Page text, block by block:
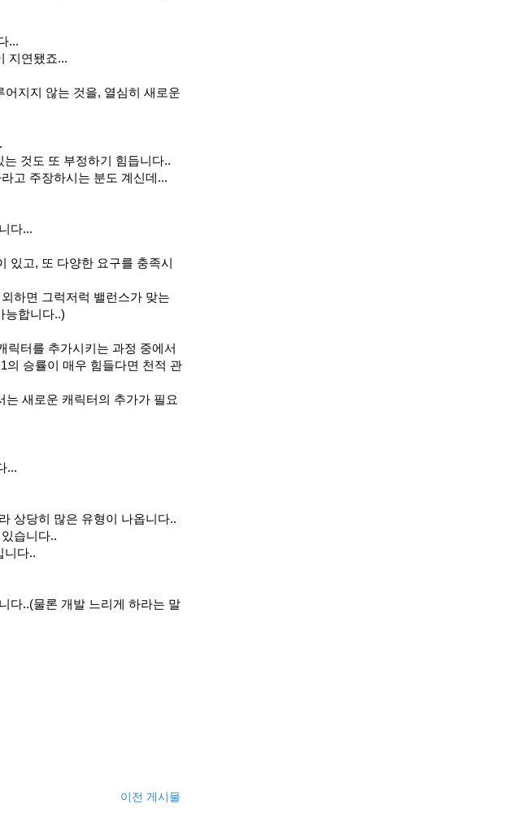
...
지연됐죠...
지지 않는 것을, 열심히 새로운
것도 또 부정하기 힘듭니다..
고 주장하시는 분도 계신데...
다...
있고, 또 다양한 요구를 충족시
하면 그럭저럭 밸런스가 맞는
능합니다..)
릭터를 추가시키는 과정 중에서
의 승률이 매우 힘들다면 천적 관
새로운 캐릭터의 추가가 필요
...
상당히 많은 유형이 나옵니다..
습니다..
니다..
다..(물론 개발 느리게 하라는 말
이전 게시물